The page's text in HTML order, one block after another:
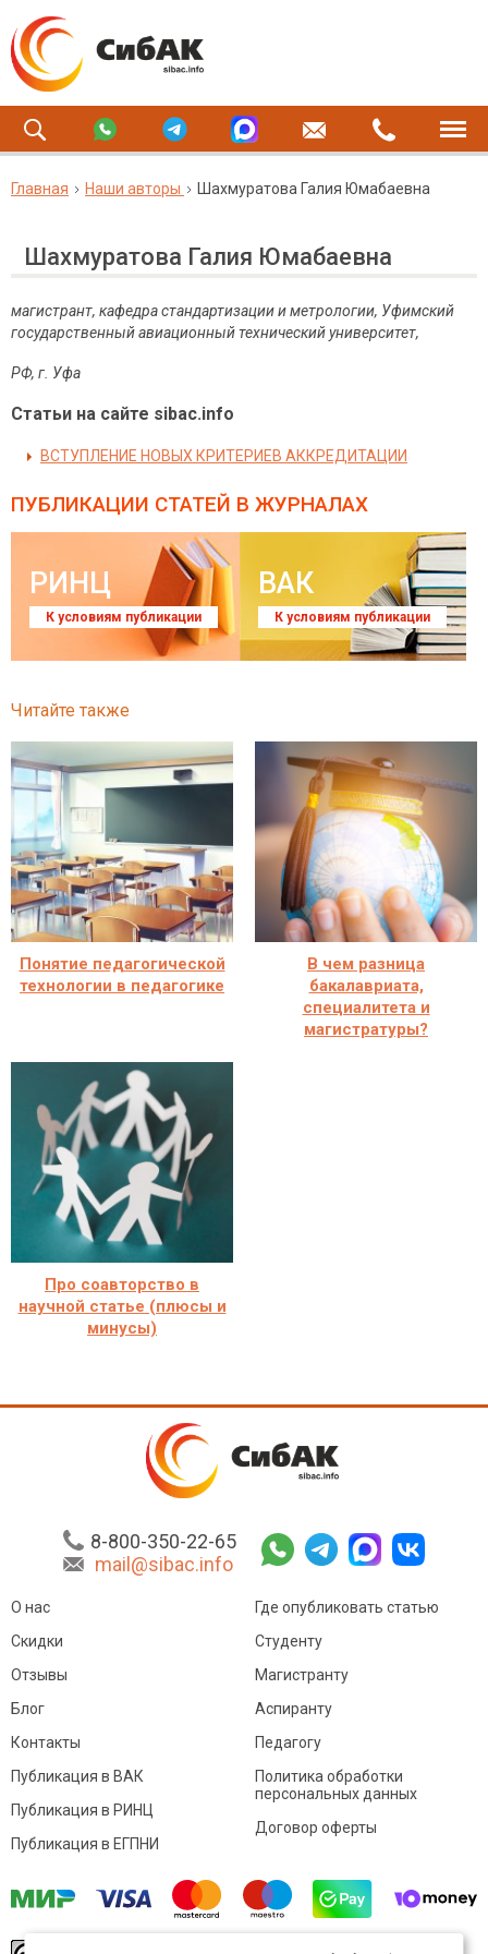
Главная Наши авторы Шахмуратова Галия Юмабаевна
Шахмуратова Галия Юмабаевна
магистрант, кафедра стандартизации и метрологии, Уфимский
государственный авиационный технический университет,
РФ, г Уфа
Статьи на сайте sibac.info
ВСТУПЛЕНИЕ НОВЫХ КРИТЕРИЕВ АККРЕДИТАЦИИ
ПУБЛИКАЦИИ СТАТЕЙ В ЖУРНАЛАХ
РИНЦ
К условиям публикации
ВАК
К условиям публикации
Читайте также
Понятие педагогической
технологии в педагогике
В чем разница
бакалавриата,
специалитета и
магистратуры?
Про соавторство в
научной статье (плюсы и
минусы)
8-800-350-22-65
mail@sibac.info
О нас
Скидки
Отзывы
Блог
Контакты
Где опубликовать статью
Студенту
Магистранту
Аспиранту
Педагогу
Публикация в ВАК
Публикация в РИНЦ
Публикация в ЕГПНИ
Политика обработки
персональных данных
Договор оферты